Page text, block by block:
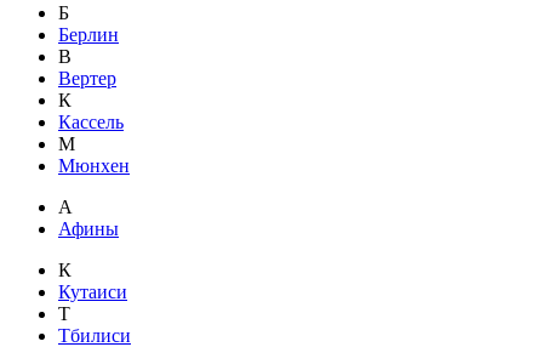
Б
Берлин
В
Вертер
К
Кассель
М
Мюнхен
А
Афины
К
Кутаиси
Т
Тбилиси